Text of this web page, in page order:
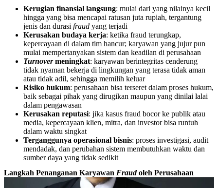
Kerugian finansial langsung: mulai dari yang nilainya kecil
hingga yang bisa mencapai ratusan juta rupiah, tergantung
jenis dan durasi fraud yang terjadi
Kerusakan budaya kerja: ketika fraud terungkap,
kepercayaan di dalam tim hancur; karyawan yang jujur pun
mulai mempertanyakan sistem dan keadilan di perusahaan
Turnovermeningkat: karyawan berintegritas cenderung
tidak nyaman bekerja di lingkungan yang terasa tidak aman
atau tidak adil, sehingga memilih keluar
Risiko hukum: perusahaan bisa terseret dalam proses hukum,
baik sebagai pihak yang dirugikan maupun yang dinilai lalai
dalam pengawasan
Kerusakan reputasi: jika kasus fraud bocor ke publik atau
media, kepercayaan klien, mitra, dan investor bisa runtuh
dalam waktu singkat
Terganggunya operasional bisnis: proses investigasi, audit
mendadak, dan perubahan sistem membutuhkan waktu dan
sumber daya yang tidak sedikit
Langkah Penanganan Karyawan Fraudoleh Perusahaan